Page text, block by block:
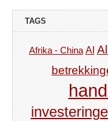
TAGS
Afrika - China AI